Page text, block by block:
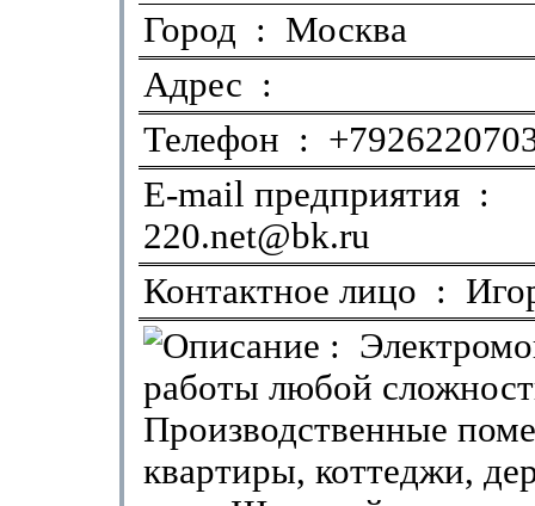
Город : Москва
Адрес :
Телефон :
E-mail предприятия :
220.net@bk.ru
Контактное лицо :
:
работы любой
Производственные
квартиры, коттеджи,